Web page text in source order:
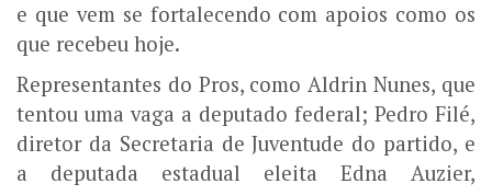
e que vem se fortalecendo com apoios como os
que recebeu hoje.
Representantes do Pros, como Aldrin Nunes, que
tentou uma vaga a deputado federal; Pedro Filé,
diretor da Secretaria de Juventude do partido, e
a deputada estadual eleita Edna Auzier,